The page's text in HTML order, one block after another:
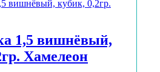
1,5 вишнёвый,
Хамелеон